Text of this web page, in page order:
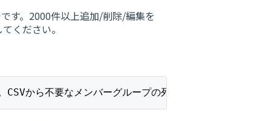
す。2000件以上追加/削除/編集を
ください。
から不要なメンバーグループの列を削除してください。